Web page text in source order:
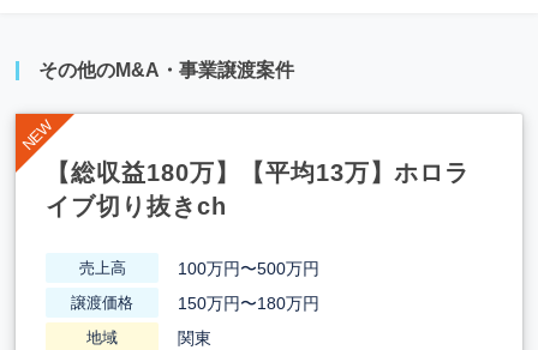
その他のM&A・事業譲渡案件
【総収益180万】【平均13万】ホロラ
イブ切り抜きch
売上高 100万円〜500万円
譲渡価格 150万円〜180万円
地域 関東